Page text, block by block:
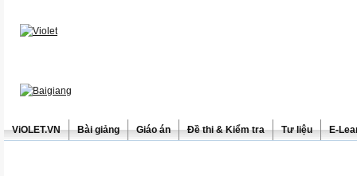
ViOLET.VN Bài giảng Giáo án Đề thi & Kiểm tra Tư liệu E-